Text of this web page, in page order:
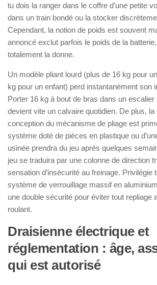
tu dois la ranger dans le coffre d’une petite
dans un train bondé ou la stocker
Cependant, la notion de poids est souvent
annoncé exclut parfois le poids de la
totalement la donne.
Un modèle pliant lourd (plus de 16 kg pour
kg pour un enfant) perd instantanément son
Porter 16 kg à bout de bras dans un
devient vite un calvaire quotidien. De plus, la
conception du mécanisme de pliage est
système doté de pièces en plastique ou
usinée prendra du jeu après quelques
jeu se traduira par une colonne de direction
sensation d’insécurité au freinage. Privilégie
système de verrouillage massif en
une double sécurité pour éviter tout repliage
roulant.
Draisienne électrique et
réglementation : âge,
qui est autorisé